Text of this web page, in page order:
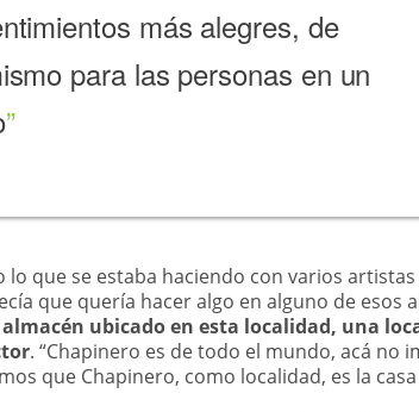
más alegres, de
para las personas en un
lo que se estaba haciendo con varios
que quería hacer algo en alguno de esos
ubicado en esta localidad, una
. “Chapinero es de todo el mundo, acá no
que Chapinero, como localidad, es la